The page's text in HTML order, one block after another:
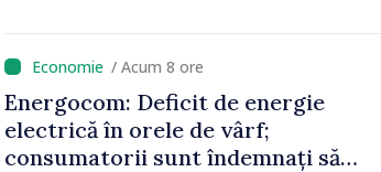
/ Acum 8 ore
Energocom: Deficit de energie
electrică în orele de vârf;
consumatorii sunt îndemnați să